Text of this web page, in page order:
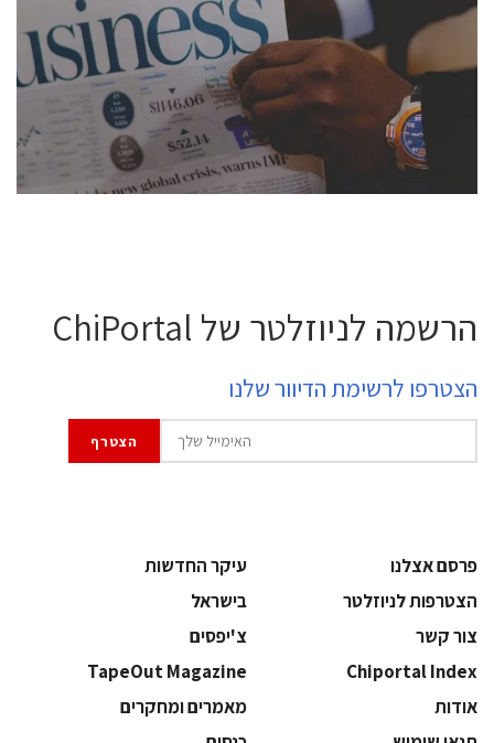
conference is intended for everyone involved in the
semiconductor industry, including engineers,
professional experts, and senior executives.
לחץ לפרטים
הרשמה לניוזלטר של ChiPortal
הצטרפו לרשימת הדיוור שלנו
פרסם אצלנו
עיקר החדשות
הצטרפות לניוזלטר
בישראל
צור קשר
צ'יפסים
Chiportal Index
TapeOut Magazine
אודות
מאמרים ומחקרים